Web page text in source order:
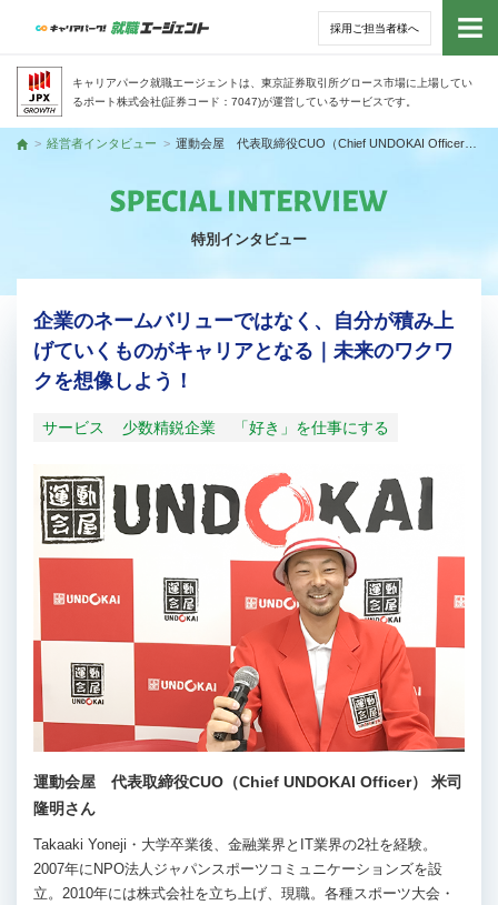
採用ご担当者様へ
キャリアパーク就職エージェントは、東京証券取引所グロース市場に上場してい
るポート株式会社(証券コード：7047)が運営しているサービスです。
トッ
トップ
経営者インタビュー
特別インタビュー
企業のネームバリューではなく、自分が積み上
げていくものがキャリアとなる｜未来のワクワ
クを想像しよう！
サービス 少数精鋭企業 「好き」を仕事にする
運動会屋 代表取締役CUO（Chief UNDOKAI Officer） 米司
隆明さん
Takaaki Yoneji・大学卒業後、金融業界とIT業界の2社を経験。
2007年にNPO法人ジャパンスポーツコミュニケーションズを設
立。2010年には株式会社を立ち上げ、現職。各種スポーツ大会・